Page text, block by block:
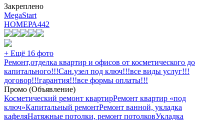
Закреплено
MegaStart
НОМЕРА442
+ Ещё 16 фото
Ремонт,отделка квартир и офисов от косметического до
капитального!!!Сан.узел под ключ!!!все виды услуг!!!
договор!!!гарантия!!!все формы оплаты!!!
Промо (Объявление)
Косметический ремонт квартирРемонт квартир «под
ключ»Капитальный ремонтРемонт ванной, укладка
кафеляНатяжные потолки, ремонт потолковУкладка